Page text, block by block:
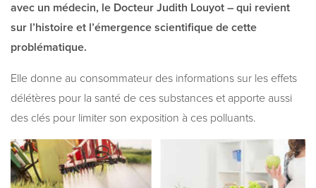
avec un médecin, le Docteur Judith Louyot – qui revient
sur l’histoire et l’émergence scientifique de cette
problématique.
Elle donne au consommateur des informations sur les effets
délétères pour la santé de ces substances et apporte aussi
des clés pour limiter son exposition à ces polluants.